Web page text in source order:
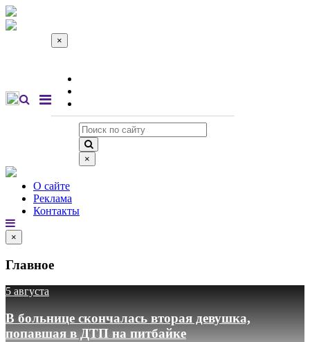
×
×
О сайте
Реклама
Контакты
×
Главное
5 августа
В больнице скончалась вторая девушка,
попавшая в ДТП на питбайке